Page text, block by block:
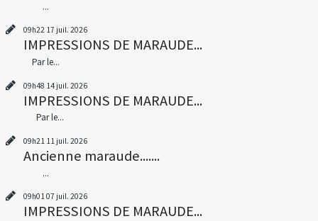
...
09h22 17 juil. 2026
IMPRESSIONS DE MARAUDE...
Par le...
09h48 14 juil. 2026
IMPRESSIONS DE MARAUDE...
Par le...
09h21 11 juil. 2026
Ancienne maraude.......
...
09h01 07 juil. 2026
IMPRESSIONS DE MARAUDE...